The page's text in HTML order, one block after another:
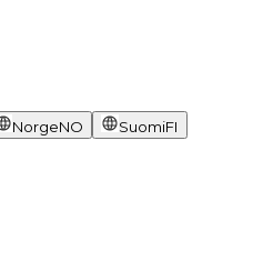
NorgeNO SuomiFI